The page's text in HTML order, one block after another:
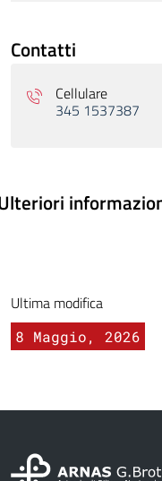
Contatti
Cellulare
345 1537387
Ultima modifica
8 Maggio, 2026